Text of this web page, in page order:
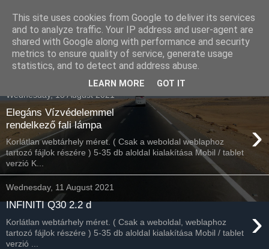
Havidíjas webáruház
keresőoptimalizálás
Wednesday, 18 August 2021
Elegáns Vízvédelemmel
rendelkező fali lámpa
›
Korlátlan webtárhely méret. ( Csak a weboldal weblaphoz
tartozó fájlok részére ) 5-35 db aloldal kialakítása Mobil / tablet
verzió K...
Wednesday, 11 August 2021
INFINITI Q30 2.2 d ›
Korlátlan webtárhely méret. ( Csak a weboldal, weblaphoz
tartozó fájlok részére ) 5-35 db aloldal kialakítása Mobil / tablet
verzió ...
This site uses cookies from Google to deliver its services
and to analyze traffic. Your IP address and user-agent are
shared with Google along with performance and security
metrics to ensure quality of service, generate usage
statistics, and to detect and address abuse.
LEARN MORE GOT IT